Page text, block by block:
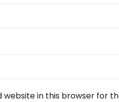
website in this browser for